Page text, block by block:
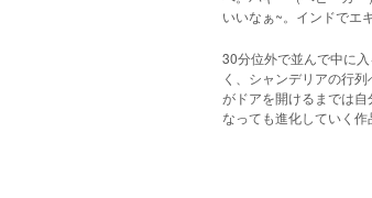
いいなぁ~。インドでエ
30分位外で並んで中に
く、シャンデリアの行
がドアを開けるまでは
なっても進化していく作